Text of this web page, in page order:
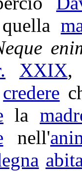
XXIX,
credere
la
nell'